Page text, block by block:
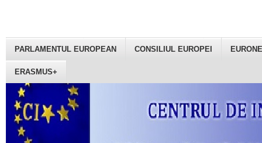
PARLAMENTUL EUROPEAN CONSILIUL EUROPEI
ERASMUS+